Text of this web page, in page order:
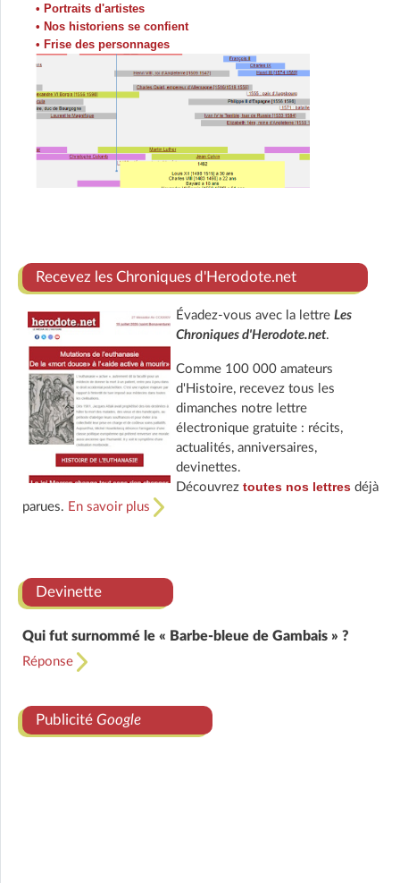
• Portraits d'artistes
• Nos historiens se confient
• Frise des personnages
Recevez les Chroniques d'Herodote.net
Évadez-vous avec la lettre Les
Chroniques d'Herodote.net.
Comme 100 000 amateurs
d'Histoire, recevez tous les
dimanches notre lettre
électronique gratuite : récits,
actualités, anniversaires,
devinettes.
Découvrez toutes nos lettresdéjà
parues. En savoir plus
Devinette
Qui fut surnommé le « Barbe-bleue de Gambais » ?
Réponse
Publicité Google